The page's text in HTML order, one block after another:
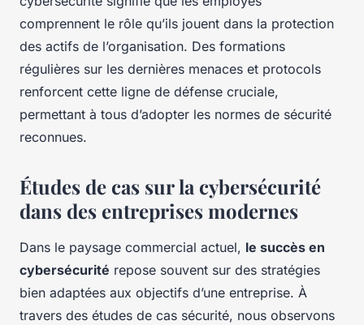
comprennent le rôle qu’ils jouent dans la protection
des actifs de l’organisation. Des formations
régulières sur les dernières menaces et protocols
renforcent cette ligne de défense cruciale,
permettant à tous d’adopter les normes de sécurité
reconnues.
Études de cas sur la cybersécurité
dans des entreprises modernes
Dans le paysage commercial actuel, le succès en
cybersécurité repose souvent sur des stratégies
bien adaptées aux objectifs d’une entreprise. À
travers des études de cas sécurité, nous observons